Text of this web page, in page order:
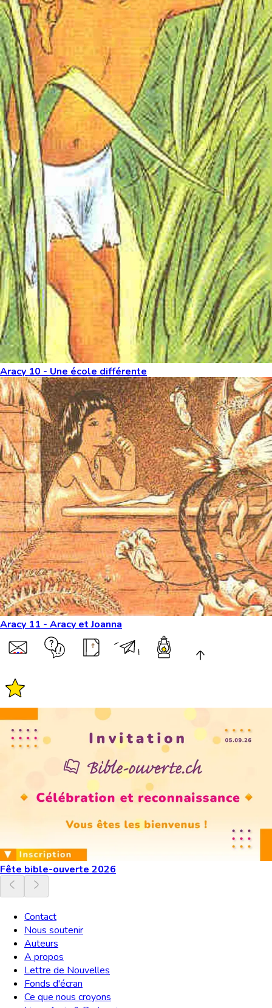
Aracy 10 - Une école différente
Aracy 11 - Aracy et Joanna
Fête bible-ouverte 2026
Contact
Nous soutenir
Auteurs
A propos
Lettre de Nouvelles
Fonds d'écran
Ce que nous croyons